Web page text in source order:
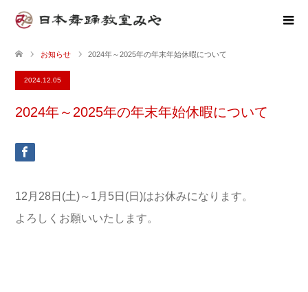
お知らせ 2024年～2025年の年末年始休暇について
2024.12.05
2024年～2025年の年末年始休暇について
12月28日(土)～1月5日(日)はお休みになります。
よろしくお願いいたします。